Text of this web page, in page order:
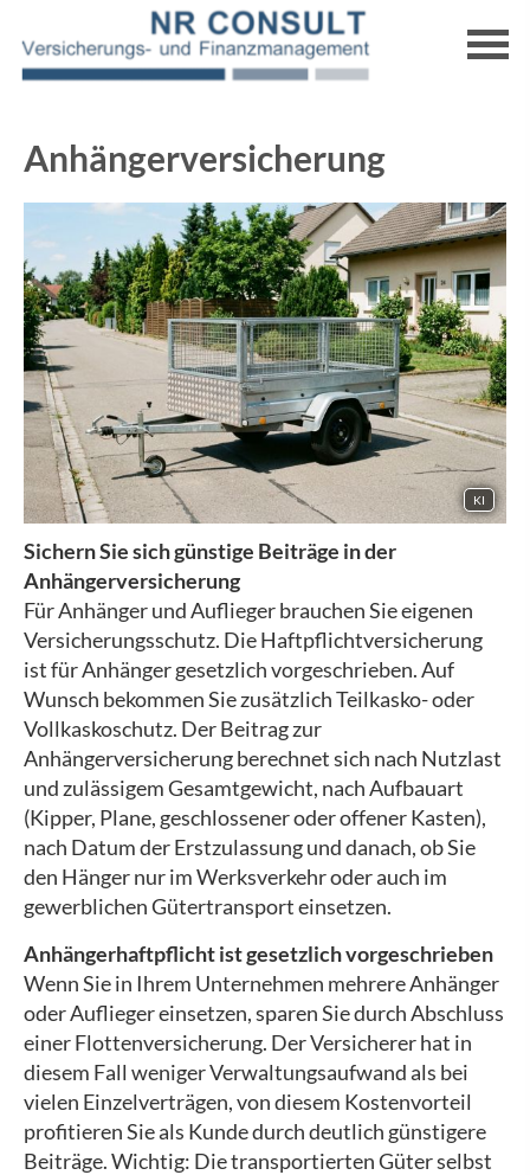
Anhängerversicherung
KI
Sichern Sie sich günstige Beiträge in der
Anhängerversicherung
Für Anhänger und Auflieger brauchen Sie eigenen
Versicherungsschutz. Die Haft­pflichtversicherung
ist für Anhänger gesetzlich vorgeschrieben. Auf
Wunsch bekommen Sie zusätzlich Teilkasko- oder
Vollkaskoschutz. Der Beitrag zur
Anhängerversicherung berechnet sich nach Nutzlast
und zulässigem Gesamtgewicht, nach Aufbauart
(Kipper, Plane, geschlossener oder offener Kasten),
nach Datum der Erstzulassung und danach, ob Sie
den Hänger nur im Werksverkehr oder auch im
gewerblichen Gütertransport einsetzen.
Anhängerhaftpflicht ist gesetzlich vorgeschrieben
Wenn Sie in Ihrem Unternehmen mehrere Anhänger
oder Auflieger einsetzen, sparen Sie durch Abschluss
einer Flottenversicherung. Der Versicherer hat in
diesem Fall weniger Verwaltungsaufwand als bei
vielen Einzelverträgen, von diesem Kostenvorteil
profitieren Sie als Kunde durch deutlich günstigere
Beiträge. Wichtig: Die transportierten Güter selbst